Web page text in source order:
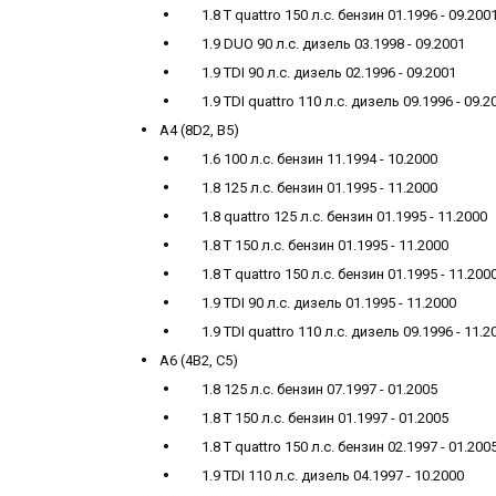
1.8 T quattro 150 л.с. бензин 01.1996 - 09.2001
1.9 DUO 90 л.с. дизель 03.1998 - 09.2001
1.9 TDI 90 л.с. дизель 02.1996 - 09.2001
1.9 TDI quattro 110 л.с. дизель 09.1996 -
A4 (8D2, B5)
1.6 100 л.с. бензин 11.1994 - 10.2000
1.8 125 л.с. бензин 01.1995 - 11.2000
1.8 quattro 125 л.с. бензин 01.1995 - 11.2000
1.8 T 150 л.с. бензин 01.1995 - 11.2000
1.8 T quattro 150 л.с. бензин 01.1995 -
1.9 TDI 90 л.с. дизель 01.1995 - 11.2000
1.9 TDI quattro 110 л.с. дизель 09.1996 -
A6 (4B2, C5)
1.8 125 л.с. бензин 07.1997 - 01.2005
1.8 T 150 л.с. бензин 01.1997 - 01.2005
1.8 T quattro 150 л.с. бензин 02.1997 -
1.9 TDI 110 л.с. дизель 04.1997 - 10.2000